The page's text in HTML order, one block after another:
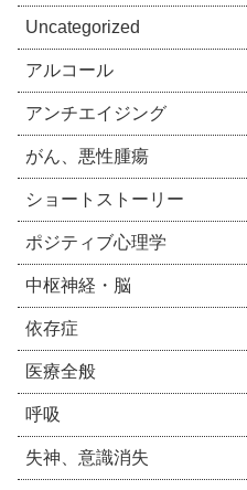
Uncategorized
アルコール
アンチエイジング
がん、悪性腫瘍
ショートストーリー
ポジティブ心理学
中枢神経・脳
依存症
医療全般
呼吸
失神、意識消失